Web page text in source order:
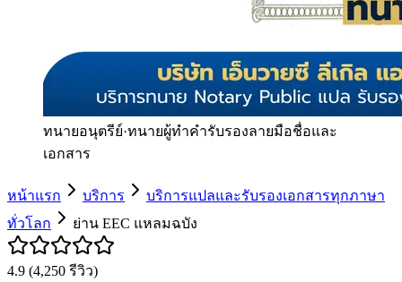
ทนายอนุตรีย์·ทนายผู้ทำคำรับรองลายมือชื่อและ
เอกสาร
หน้าแรก บริการ
บริการแปลและรับรองเอกสารทุกภาษา
ทั่วโลก
ย่าน EEC แหลมฉบัง
4.9 (4,250 รีวิว)